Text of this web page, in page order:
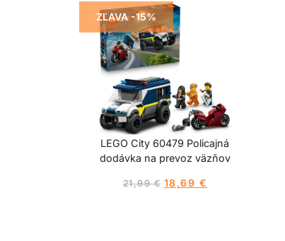
ZĽAVA -15%
LEGO City 60479 Policajná
dodávka na prevoz väzňov
21,99€ 18,69 €